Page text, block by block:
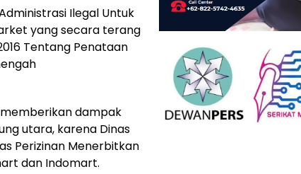
Ilegal Untuk
yang secara terang
Tentang Penataan
dampak
utara, karena Dinas
Perizinan Menerbitkan
dan Indomart.